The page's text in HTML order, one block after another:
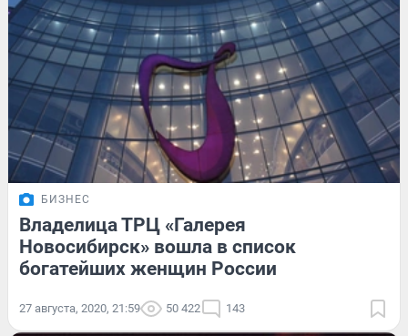
БИЗНЕС
Владелица ТРЦ «Галерея
Новосибирск» вошла в список
богатейших женщин России
27 августа, 2020, 21:59 50 422 143